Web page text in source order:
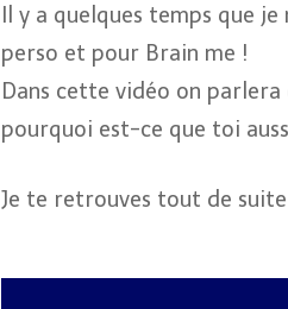
Il y a quelques temps que je
perso et pour Brain me !
Dans cette vidéo on parlera
pourquoi est-ce que toi
Je te retrouves tout de